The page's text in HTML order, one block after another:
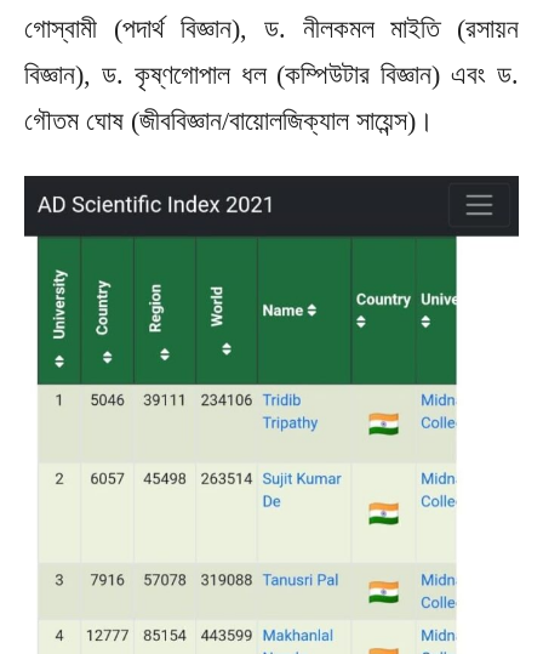
গোস্বামী (পদার্থ বিজ্ঞান), ড. নীলকমল মাইতি (রসায়ন
বিজ্ঞান), ড. কৃষ্ণগোপাল ধল (কম্পিউটার বিজ্ঞান) এবং ড.
গৌতম ঘোষ (জীববিজ্ঞান/বায়োলজিক্যাল সায়েন্স)।